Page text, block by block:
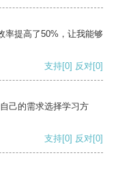
率提高了50%，让我能够
支持[0] 反对[0]
己的需求选择学习方
支持[0] 反对[0]